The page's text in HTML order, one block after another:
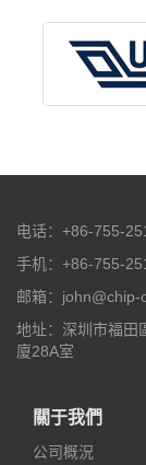
电话：+86-755-
手机：+86-755-
邮箱：john@chip-
地址：深圳市福田
廈28A室
關于我們
公司概況